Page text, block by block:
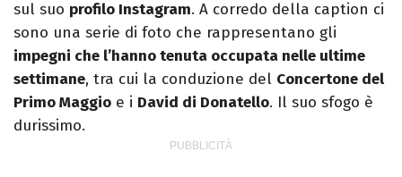
sul suo profilo Instagram. A corredo della caption ci
sono una serie di foto che rappresentano gli
impegni che l’hanno tenuta occupata nelle ultime
settimane, tra cui la conduzione del Concertone del
Primo Maggio e i David di Donatello. Il suo sfogo è
durissimo.